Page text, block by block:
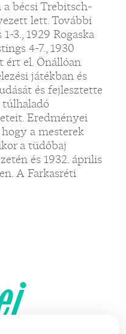
a bécsi Trebitsch-
lett. További
3., 1929 Rogaska
4-7., 1930
ért el. Önállóan
játékban és
és fejlesztette
túlhaladó
Eredményei
a mesterek
a tüdőbaj
és 1932. április
A Farkasréti